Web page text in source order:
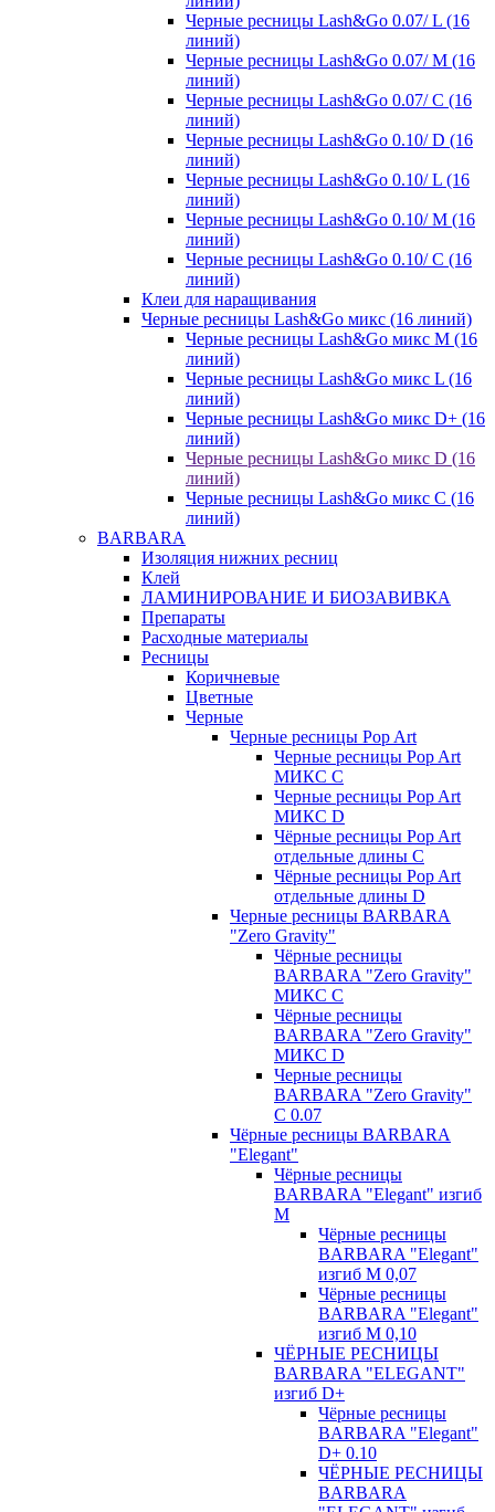
Черные ресницы Lash&Go 0.07/ L (16
линий)
Черные ресницы Lash&Go 0.07/ М (16
линий)
Черные ресницы Lash&Go 0.07/ С (16
линий)
Черные ресницы Lash&Go 0.10/ D (16
линий)
Черные ресницы Lash&Go 0.10/ L (16
линий)
Черные ресницы Lash&Go 0.10/ М (16
линий)
Черные ресницы Lash&Go 0.10/ С (16
линий)
Клеи для наращивания
Черные ресницы Lash&Go микс (16 линий)
Черные ресницы Lash&Go микс M (16
линий)
Черные ресницы Lash&Go микс L (16
линий)
Черные ресницы Lash&Go микс D+ (16
линий)
Черные ресницы Lash&Go микс D (16
линий)
Черные ресницы Lash&Go микс C (16
линий)
BARBARA
Изоляция нижних ресниц
Клей
ЛАМИНИРОВАНИЕ И БИОЗАВИВКА
Препараты
Расходные материалы
Ресницы
Коричневые
Цветные
Черные
Черные ресницы Pop Art
Черные ресницы Pop Art
МИКС C
Черные ресницы Pop Art
МИКС D
Чёрные ресницы Pop Art
отдельные длины С
Чёрные ресницы Pop Art
отдельные длины D
Черные ресницы BARBARA
"Zero Gravity"
Чёрные ресницы
BARBARA "Zero Gravity"
МИКС C
Чёрные ресницы
BARBARA "Zero Gravity"
МИКС D
Черные ресницы
BARBARA "Zero Gravity"
С 0.07
Чёрные ресницы BARBARA
"Elegant"
Чёрные ресницы
BARBARA "Elegant" изгиб
М
Чёрные ресницы
BARBARA "Elegant"
изгиб М 0,07
Чёрные ресницы
BARBARA "Elegant"
изгиб М 0,10
ЧЁРНЫЕ РЕСНИЦЫ
BARBARA "ELEGANT"
изгиб D+
Чёрные ресницы
BARBARA "Elegant"
D+ 0.10
ЧЁРНЫЕ РЕСНИЦЫ
BARBARA